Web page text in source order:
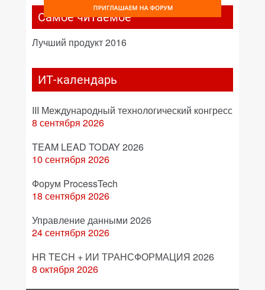
Самое читаемое
Лучший продукт 2016
ИТ-календарь
III Международный технологический конгресс
8 сентября 2026
TEAM LEAD TODAY 2026
10 сентября 2026
Форум ProcessTech
18 сентября 2026
Управление данными 2026
24 сентября 2026
HR TECH + ИИ ТРАНСФОРМАЦИЯ 2026
8 октября 2026